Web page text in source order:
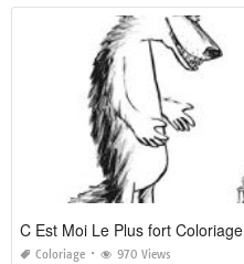
C Est Moi Le Plus fort Coloriage
Coloriage 970 Views